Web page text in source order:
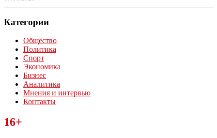
Категории
Общество
Политика
Спорт
Экономика
Бизнес
Аналитика
Мнения и интервью
Контакты
Читайте последние новости дня в Тульской области на сайте
“ЗаНовомосковск”
16+